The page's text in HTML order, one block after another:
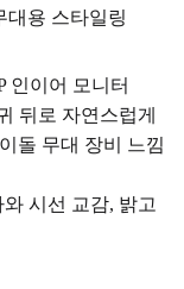
대용 스타일링
인이어 모니터
뒤로 자연스럽게
돌 무대 장비 느낌
시선 교감, 밝고